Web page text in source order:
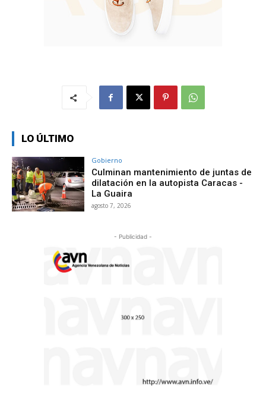
LO ÚLTIMO
Gobierno
Culminan mantenimiento de juntas de
dilatación en la autopista Caracas -
La Guaira
agosto 7, 2026
- Publicidad -